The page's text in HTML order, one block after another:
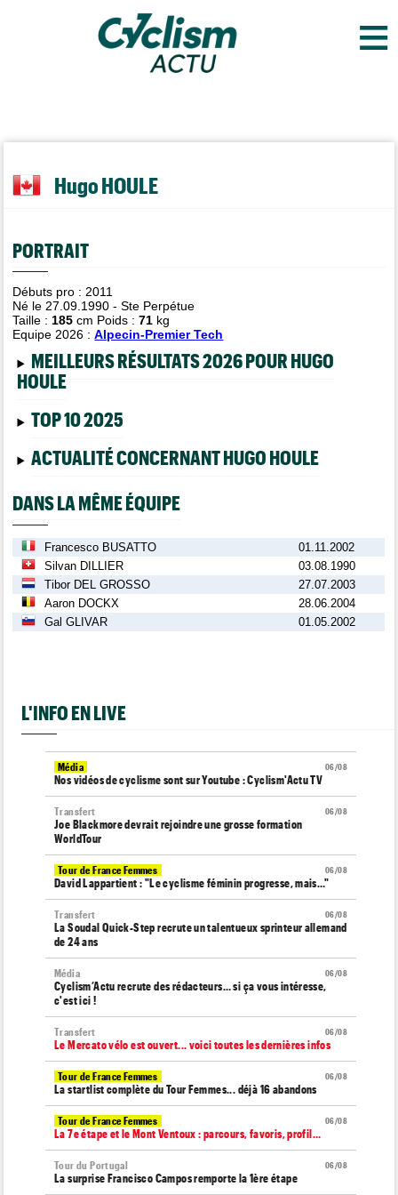
≡
Hugo HOULE
PORTRAIT
Débuts pro : 2011
Né le 27.09.1990 - Ste Perpétue
Taille : 185 cm Poids :71 kg
Equipe 2026 :Alpecin-Premier Tech
MEILLEURS RÉSULTATS 2026 POUR HUGO
HOULE
TOP 10 2025
ACTUALITÉ CONCERNANT HUGO HOULE
DANS LA MÊME ÉQUIPE
Francesco BUSATTO
01.11.2002
Silvan DILLIER
03.08.1990
Tibor DEL GROSSO
27.07.2003
Aaron DOCKX
28.06.2004
Gal GLIVAR
01.05.2002
L'INFO EN LIVE
06/08
Média
Nos vidéos de cyclisme sont sur Youtube : Cyclism'Actu TV
06/08
Transfert
Joe Blackmore devrait rejoindre une grosse formation
WorldTour
06/08
Tour de France Femmes
David Lappartient : "Le cyclisme féminin progresse, mais…"
06/08
Transfert
La Soudal Quick-Step recrute un talentueux sprinteur allemand
de 24 ans
06/08
Média
Cyclism’Actu recrute des rédacteurs… si ça vous intéresse,
c'est ici !
06/08
Transfert
Le Mercato vélo est ouvert... voici toutes les dernières infos
06/08
Tour de France Femmes
La startlist complète du Tour Femmes... déjà 16 abandons
06/08
Tour de France Femmes
La 7e étape et le Mont Ventoux : parcours, favoris, profil…
06/08
Tour du Portugal
La surprise Francisco Campos remporte la 1ère étape